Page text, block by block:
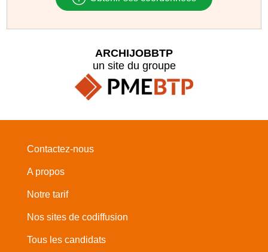
ARCHIJOBBTP
un site du groupe
Contactez-nous
A propos
Notre tarif
Nos sites de codiffusion
Tous les candidats